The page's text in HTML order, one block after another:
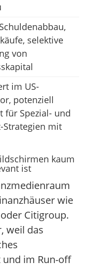
selektive
von
im US-
potenziell
für Spezial- und
Strategien mit
kaum
ist
wie
Citigroup.
weil das
im Run-off